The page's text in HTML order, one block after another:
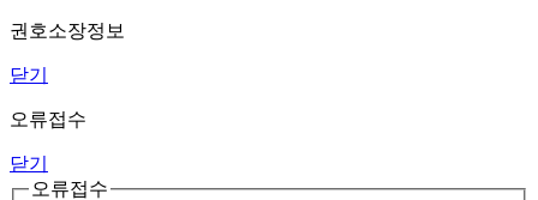
권호소장정보
닫기
오류접수
닫기
오류접수